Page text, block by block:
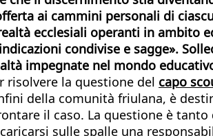
ai cammini personali di
ecclesiali operanti in ambito
condivise e sagge».
impegnate nel mondo
risolvere la questione del capo
della comunità friulana, è
il caso. La questione è
sulle spalle una